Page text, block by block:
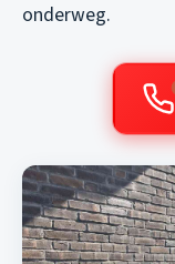
onderweg.